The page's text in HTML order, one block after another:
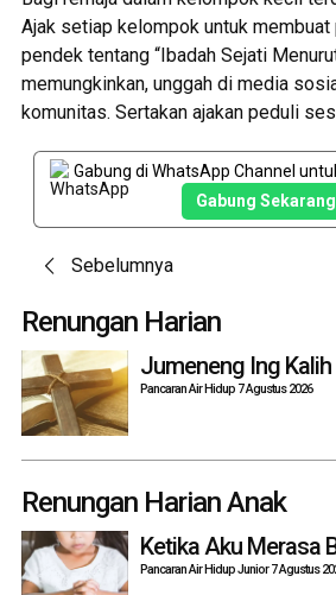
Ajak setiap kelompok untuk
pendek tentang “Ibadah Sejati
memungkinkan, unggah di media
komunitas. Sertakan ajakan peduli
Gabung di WhatsApp Channel
Gabung Sekarang
Post
navigation
Sebelumnya
Renungan Harian
Jumeneng Ing Kalih
Pancaran Air Hidup 7 Agustus 2026
Renungan Harian Anak
Ketika Aku Merasa
Pancaran Air Hidup Junior 7 Agustus